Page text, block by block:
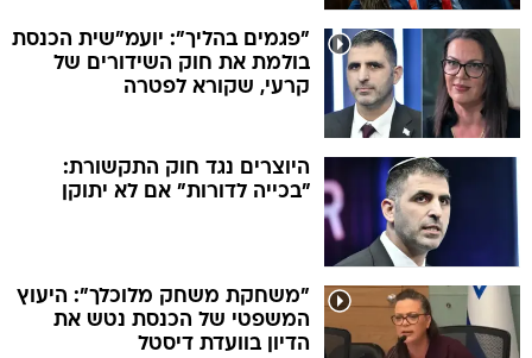
"פגמים בהליך": יועמ"שית הכנסת
בולמת את חוק השידורים של
קרעי, שקורא לפטרה
היוצרים נגד חוק התקשורת:
"בכייה לדורות" אם לא יתוקן
"משחקת משחק מלוכלך": היעוץ
המשפטי של הכנסת נטש את
הדיון בוועדת דיסטל